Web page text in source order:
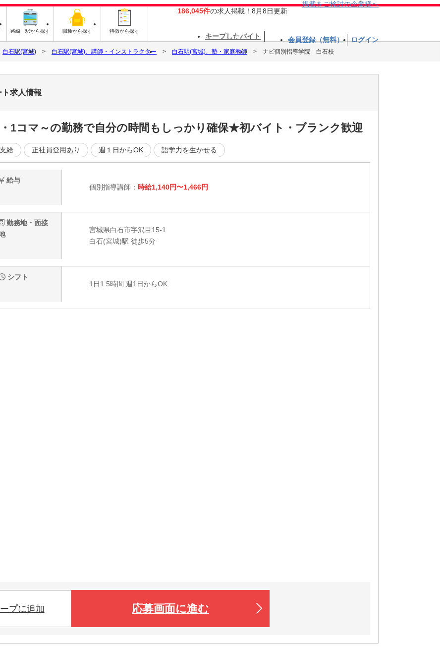
路線・駅から探す 職種から探す 特徴から探す
186,045件の求人掲載！8月8日更新
掲載をご検討の企業様へ
キープしたバイト 会員登録（無料） ログイン
白石駅(宮城) 白石駅(宮城)、講師・インストラクター 白石駅(宮城)、塾・家庭教師 ナビ個別指導学院 白石校
求人情報
1コマ～の勤務で自分の時間もしっかり確保★初バイト・ブランク歓迎
給 正社員登用あり 週１日からOK 語学力を生かせる
給与
個別指導講師： 時給1,140円〜1,466円
勤務地・面接
宮城県白石市字沢目15-1
白石(宮城)駅 徒歩5分
シフト
1日1.5時間 週1日からOK
プに追加 応募画面に進む